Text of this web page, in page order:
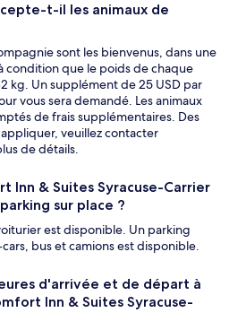
t-il les animaux de
sont les bienvenus, dans une
condition que le poids de chaque
kg. Un supplément de 25 USD par
vous sera demandé. Les animaux
de frais supplémentaires. Des
veuillez contacter
de détails.
Inn & Suites Syracuse-Carrier
sur place ?
est disponible. Un parking
bus et camions est disponible.
d'arrivée et de départ à
Inn & Suites Syracuse-